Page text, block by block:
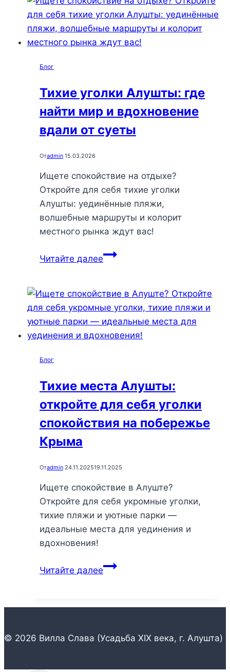
для
себя
скрытые
маршруты
красотой
Глубокого
Крыма
Блог
Тихие уголки Алушты: где
найти мир и вдохновение
вдали от суеты
Отadmin 15.03.2026
Ищете спокойствие на отдыхе?
Откройте для себя тихие уголки
Алушты: уединённые пляжи,
волшебные маршруты и колорит
местного рынка ждут вас!
Читайте далееТихие
где
найти
мир
и
суеты
Блог
Тихие места Алушты:
откройте для себя уголки
спокойствия на побережье
Крыма
Отadmin 24.11.202519.11.2025
Ищете спокойствие в Алуште?
Откройте для себя укромные уголки,
тихие пляжи и уютные парки —
идеальные места для уединения и
вдохновения!
Читайте далееТихие
откройте
себя
© 2026 Вилла Слава (Усадьба XIX века, г. Алушта)